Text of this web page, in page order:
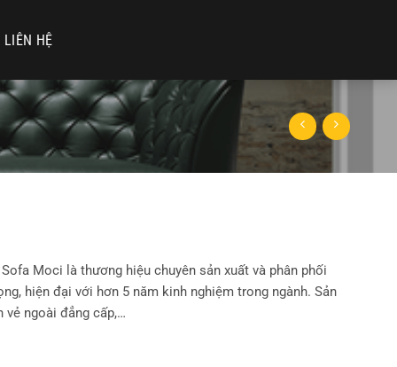
LIÊN HỆ
Moci là thương hiệu chuyên sản xuất và phân phối
hiện đại với hơn 5 năm kinh nghiệm trong ngành. Sản
vẻ ngoài đẳng cấp,…